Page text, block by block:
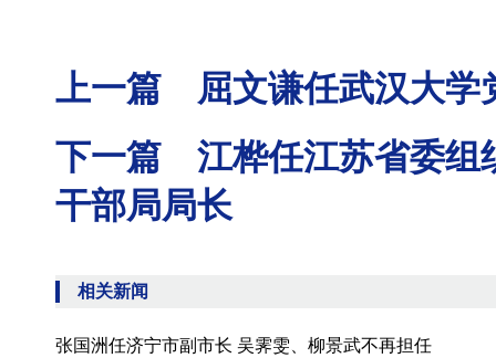
上一篇 屈文谦任武汉大学
下一篇 江桦任江苏省委组
干部局局长
相关新闻
张国洲任济宁市副市长 吴霁雯、柳景武不再担任